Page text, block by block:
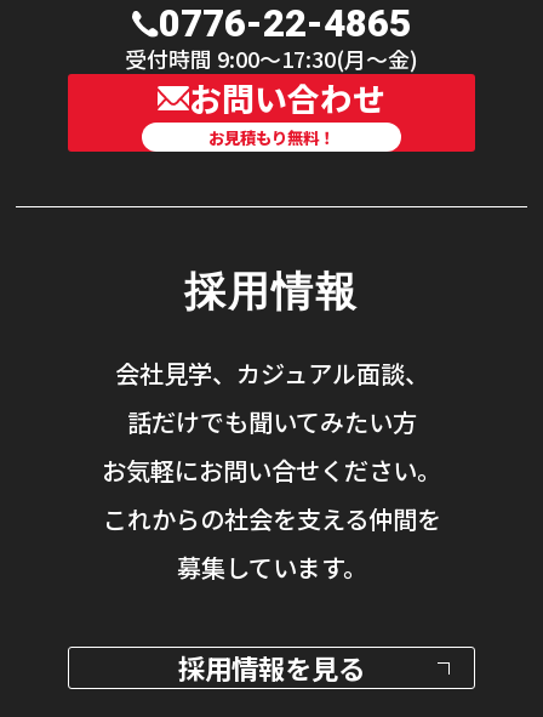
0776-22-4865
受付時間 9:00〜17:30(月〜金)
お問い合わせ
お見積もり無料！
採用情報
会社見学、カジュアル面談、
話だけでも聞いてみたい方
お気軽にお問い合せください。
これからの社会を支える仲間を
募集しています。
採用情報を見る